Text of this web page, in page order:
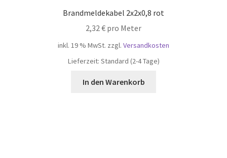
Brandmeldekabel 2x2x0,8 rot
2,32€ pro Meter
inkl. 19 % MwSt. zzgl. Versandkosten
Lieferzeit: Standard (2-4 Tage)
In den Warenkorb